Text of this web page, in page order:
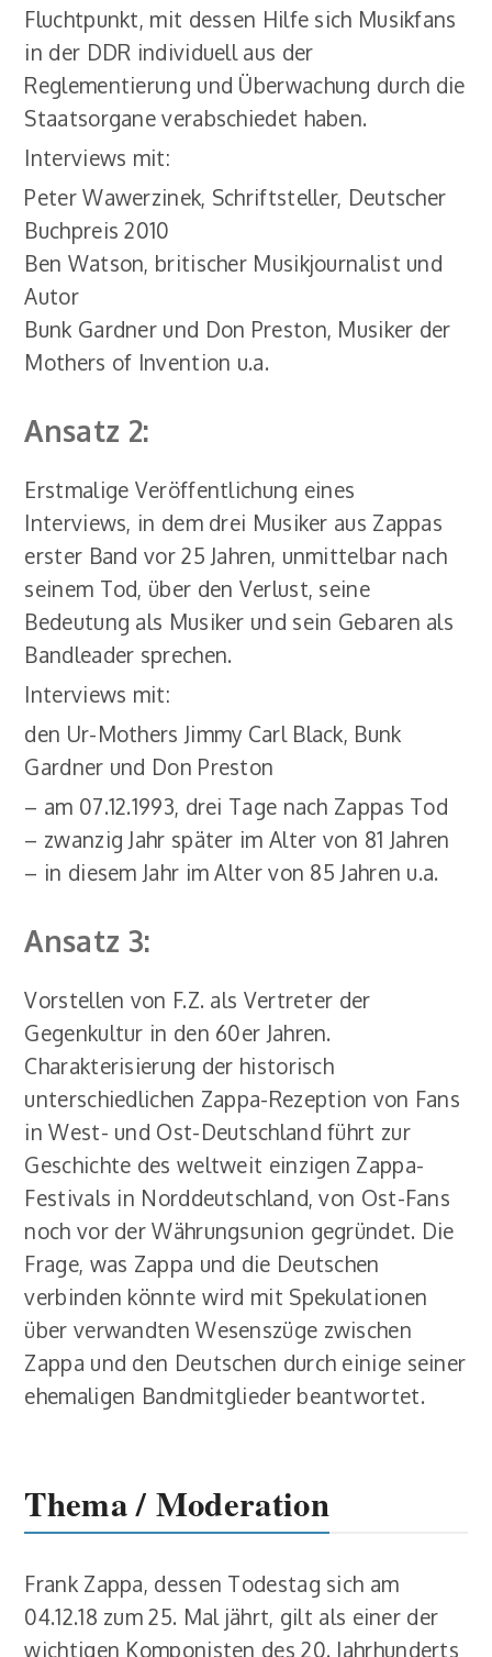
Fluchtpunkt, mit dessen Hilfe sich Musikfans
in der DDR individuell aus der
Reglementierung und Überwachung durch die
Staatsorgane verabschiedet haben.
Interviews mit:
Peter Wawerzinek, Schriftsteller, Deutscher
Buchpreis 2010
Ben Watson, britischer Musikjournalist und
Autor
Bunk Gardner und Don Preston, Musiker der
Mothers of Invention u.a.
Ansatz 2:
Erstmalige Veröffentlichung eines
Interviews, in dem drei Musiker aus Zappas
erster Band vor 25 Jahren, unmittelbar nach
seinem Tod, über den Verlust, seine
Bedeutung als Musiker und sein Gebaren als
Bandleader sprechen.
Interviews mit:
den Ur-Mothers Jimmy Carl Black, Bunk
Gardner und Don Preston
– am 07.12.1993, drei Tage nach Zappas Tod
– zwanzig Jahr später im Alter von 81 Jahren
– in diesem Jahr im Alter von 85 Jahren u.a.
Ansatz 3:
Vorstellen von F.Z. als Vertreter der
Gegenkultur in den 60er Jahren.
Charakterisierung der historisch
unterschiedlichen Zappa-Rezeption von Fans
in West- und Ost-Deutschland führt zur
Geschichte des weltweit einzigen Zappa-
Festivals in Norddeutschland, von Ost-Fans
noch vor der Währungsunion gegründet. Die
Frage, was Zappa und die Deutschen
verbinden könnte wird mit Spekulationen
über verwandten Wesenszüge zwischen
Zappa und den Deutschen durch einige seiner
ehemaligen Bandmitglieder beantwortet.
Thema / Moderation
Frank Zappa, dessen Todestag sich am
04.12.18 zum 25. Mal jährt, gilt als einer der
wichtigen Komponisten des 20. Jahrhunderts